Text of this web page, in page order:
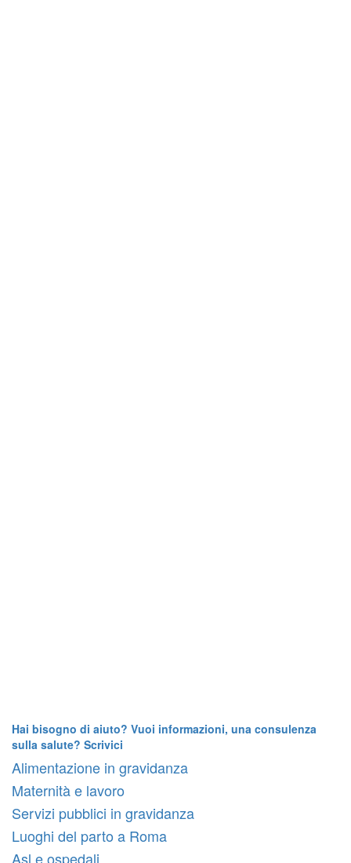
Hai bisogno di aiuto? Vuoi informazioni, una consulenza
sulla salute? Scrivici
Alimentazione in gravidanza
Maternità e lavoro
Servizi pubblici in gravidanza
Luoghi del parto a Roma
Asl e ospedali